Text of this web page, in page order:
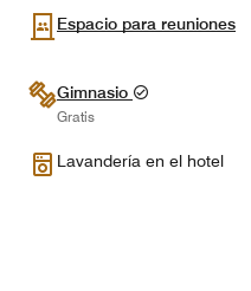
Espacio para reuniones
Gimnasio
Gratis
Lavandería en el hotel